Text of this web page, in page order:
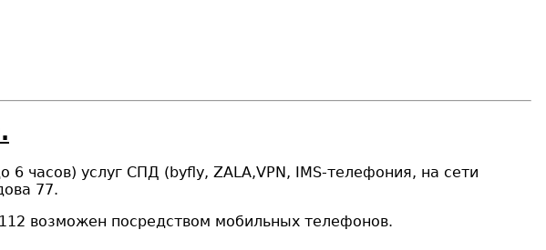
6 часов) услуг СПД (byfly, ZALA,VPN, IMS-телефония, на сети
77.
возможен посредством мобильных телефонов.